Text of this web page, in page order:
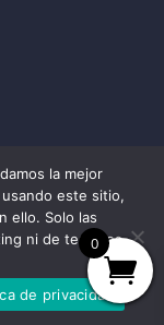
– Outlet de
24005.
0
la mejor
este sitio,
ello. Solo las
ni de terceros
de privacidad